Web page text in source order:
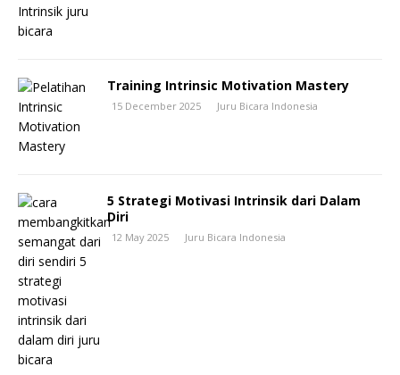
Training Intrinsic Motivation Mastery
15 December 2025 Juru Bicara Indonesia
5 Strategi Motivasi Intrinsik dari Dalam
Diri
12 May 2025 Juru Bicara Indonesia